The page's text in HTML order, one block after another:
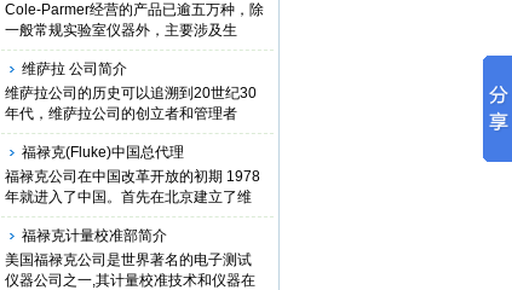
Cole-Parmer经营的产品已逾五万种，除
一般常规实验室仪器外，主要涉及生
物、化学、医...
维萨拉 公司简介
维萨拉公司的历史可以追溯到20世纪30
年代，维萨拉公司的创立者和管理者
VilhoVäis...
福禄克(Fluke)中国总代理
福禄克公司在中国改革开放的初期 1978
年就进入了中国。首先在北京建立了维
修站，随后...
福禄克计量校准部简介
美国福禄克公司是世界著名的电子测试
仪器公司之一,其计量校准技术和仪器在